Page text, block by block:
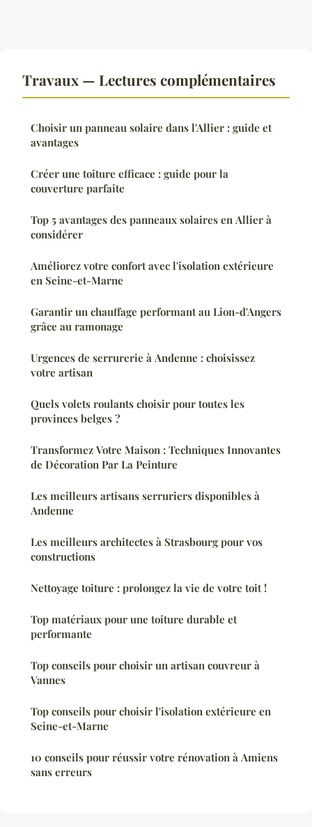
Travaux — Lectures complémentaires
Choisir un panneau solaire dans l'Allier : guide et
avantages
Créer une toiture efficace : guide pour la
couverture parfaite
Top 5 avantages des panneaux solaires en Allier à
considérer
Améliorez votre confort avec l'isolation extérieure
en Seine-et-Marne
Garantir un chauffage performant au Lion-d'Angers
grâce au ramonage
Urgences de serrurerie à Andenne : choisissez
votre artisan
Quels volets roulants choisir pour toutes les
provinces belges ?
Transformez Votre Maison : Techniques Innovantes
de Décoration Par La Peinture
Les meilleurs artisans serruriers disponibles à
Andenne
Les meilleurs architectes à Strasbourg pour vos
constructions
Nettoyage toiture : prolongez la vie de votre toit !
Top matériaux pour une toiture durable et
performante
Top conseils pour choisir un artisan couvreur à
Vannes
Top conseils pour choisir l'isolation extérieure en
Seine-et-Marne
10 conseils pour réussir votre rénovation à Amiens
sans erreurs